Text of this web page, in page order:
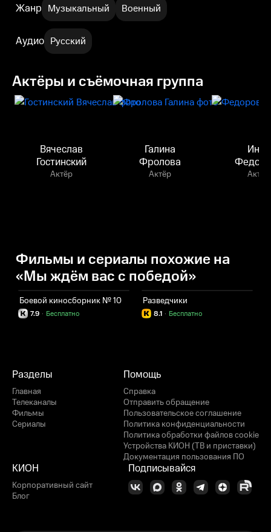
Жанр Музыкальный Военный
Аудио Русский
Актёры и съёмочная группа
Вячеслав
Гостинский
Актёр
Галина
Фролова
Актёр
Инна
Актёр
Фильмы и сериалы похожие на
«Мы ждём вас с победой»
Боевой киносборник № 10
7.9 Бесплатно
·
Разведчики
8.1 Бесплатно
·
Разделы
Главная
Телеканалы
Фильмы
Сериалы
Помощь
Справка
Отправить обращение
Пользовательское соглашение
Политика конфиденциальности
Политика обработки файлов cookie
Устройства КИОН (ТВ и приставки)
Документация пользования ПО
КИОН
Корпоративный сайт
Блог
Подписывайся